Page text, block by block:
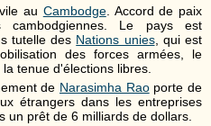
au Cambodge. Accord de paix
cambodgiennes. Le pays est
tutelle des Nations unies, qui est
des forces armées, le
tenue d'élections libres.
de Narasimha Raoporte de
étrangers dans les entreprises
un prêt de 6 milliards de dollars.